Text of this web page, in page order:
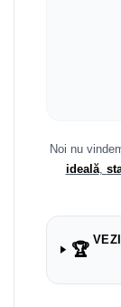
Rame adaptoare
Rame adaptoare
Noi nu
ideală,
🏆